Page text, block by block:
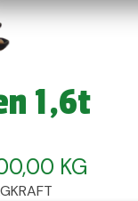
1,6t
KG